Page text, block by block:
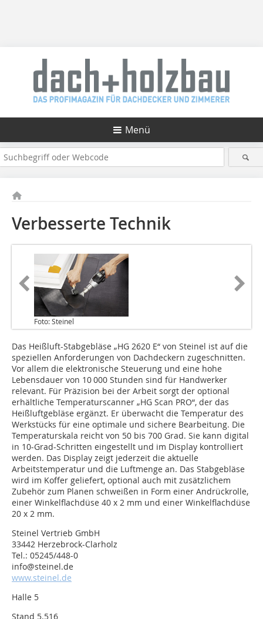
Menü
Verbesserte Technik
Foto: Steinel
Das Heißluft-Stabgebläse „HG 2620 E“ von Steinel ist auf die
speziellen Anforderungen von Dachdeckern zugeschnitten.
Vor allem die elektronische Steuerung und eine hohe
Lebensdauer von 10 000 Stunden sind für Handwerker
relevant. Für Präzision bei der Arbeit sorgt der optional
erhältliche Temperaturscanner „HG Scan PRO“, der das
Heißluftgebläse ergänzt. Er überwacht die Temperatur des
Werkstücks für eine optimale und sichere Bearbeitung. Die
Temperaturskala reicht von 50 bis 700 Grad. Sie kann digital
in 10-Grad-Schritten eingestellt und im Display kontrolliert
werden. Das Display zeigt jederzeit die aktuelle
Arbeitstemperatur und die Luftmenge an. Das Stabgebläse
wird im Koffer geliefert, optional auch mit zusätzlichem
Zubehör zum Planen schweißen in Form einer Andrückrolle,
einer Winkelflachdüse 40 x 2 mm und einer Winkelflachdüse
20 x 2 mm.
Steinel Vertrieb GmbH
33442 Herzebrock-Clarholz
Tel.: 05245/448-0
info@steinel.de
www.steinel.de
Halle 5
Stand 5.516